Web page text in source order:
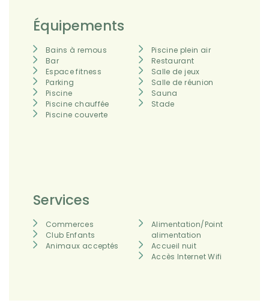
Équipements
Bains à remous
Bar
Espace fitness
Parking
Piscine
Piscine chauffée
Piscine couverte
Piscine plein air
Restaurant
Salle de jeux
Salle de réunion
Sauna
Stade
Services
Commerces
Club Enfants
Animaux acceptés
Alimentation/Point
alimentation
Accueil nuit
Accès Internet Wifi